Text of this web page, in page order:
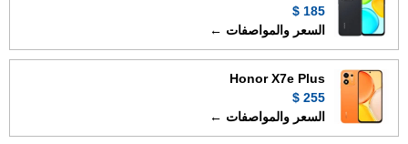
185 $
السعر والمواصفات ←
Honor X7e Plus
255 $
السعر والمواصفات ←